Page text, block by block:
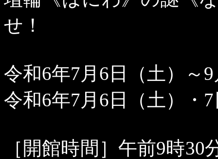
せ！
令和6年7月 6 日（土）～ 9
令和6年7月 6 日（土）・ 7
［開館時間］午前9時30